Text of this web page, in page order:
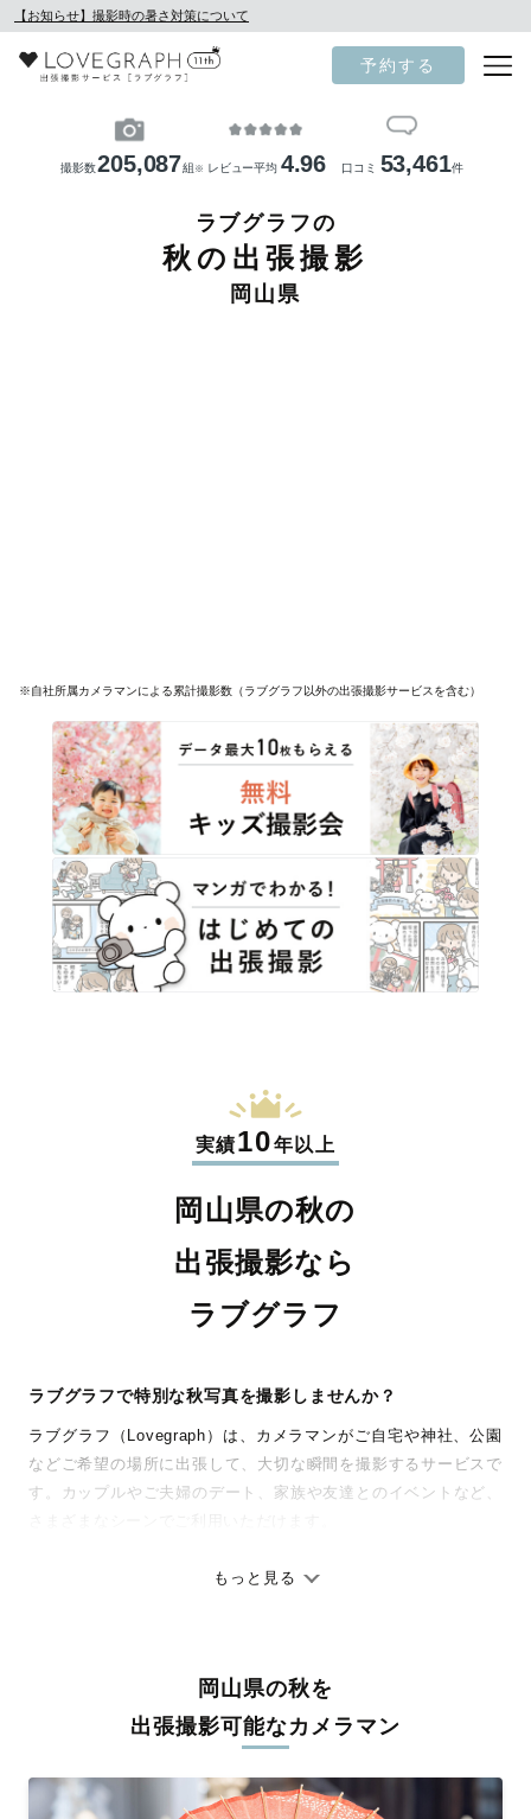
【お知らせ】撮影時の暑さ対策について
予約する
撮影数205,087組 ※ レビュー平均 4.96 口コミ 53,461件
ラブグラフの
秋の出張撮影
岡山県
※自社所属カメラマンによる累計撮影数（ラブグラフ以外の出張撮影サービスを含む）
実績10年以上
岡山県の秋の
出張撮影なら
ラブグラフ
ラブグラフで特別な秋写真を撮影しませんか？
ラブグラフ（Lovegraph）は、カメラマンがご自宅や神社、公園
などご希望の場所に出張して、大切な瞬間を撮影するサービスで
す。カップルやご夫婦のデート、家族や友達とのイベントなど、
ありのままの空気感を大切に、何十年経っても見返したくなるよ
料金は全国どこでも一律。わかりやすく安心の価格設定です。オ
リジナルの研修と厳正な審査に合格し、撮影技術やホスピタリテ
ィを身につけたプロのカメラマンが全国47都道府県に在籍してい
験をお届けします。
もっと見る
岡山県の秋を
出張撮影可能なカメラマン